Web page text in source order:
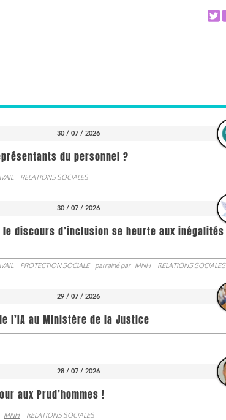
30 / 07 / 2026
du personnel ?
RELATIONS SOCIALES
30 / 07 / 2026
discours d’inclusion se heurte aux inégalités
PROTECTION SOCIALE parrainé par MNH RELATIONS SOCIALES
29 / 07 / 2026
l’IA au Ministère de la Justice
28 / 07 / 2026
aux Prud’hommes !
MNH
RELATIONS SOCIALES